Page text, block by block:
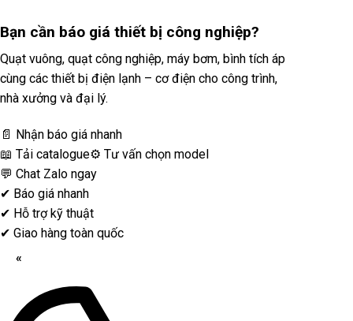
Bạn cần báo giá thiết bị công nghiệp?
Quạt vuông, quạt công nghiệp, máy bơm, bình tích áp
cùng các thiết bị điện lạnh – cơ điện cho công trình,
nhà xưởng và đại lý.
📄 Nhận báo giá nhanh
📖 Tải catalogue⚙️ Tư vấn chọn model
💬 Chat Zalo ngay
✔ Báo giá nhanh
✔ Hỗ trợ kỹ thuật
✔ Giao hàng toàn quốc
«